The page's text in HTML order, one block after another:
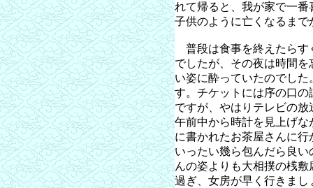
れて帰ると、我が家で一
子供のように亡くなるま
普段は食事を終えたらす
でしたが、その夜は時間
い姿に酔っていたのでし
す。チケットには序の口
ですが、やはりテレビの
午前中から時計を見上げ
に書かれたお茶屋さんに
いったい幾ら包んだら良
んの姿よりも大相撲の桟
過ぎ、女房が早く行きま